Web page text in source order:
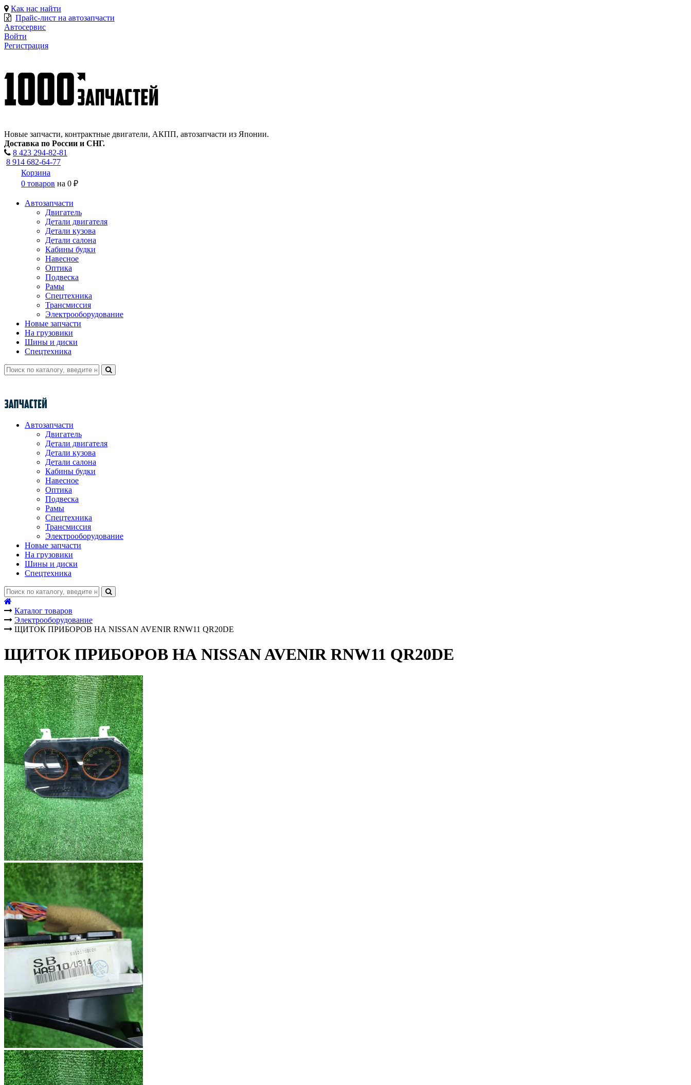
Как нас найти
Прайс-лист на автозапчасти
Автосервис
Войти
Регистрация
Новые запчасти, контрактные двигатели, АКПП, автозапчасти из Японии.
Доставка по России и СНГ.
8 423 294-82-81
8 914 682-64-77
Корзина
0 товаров на 0 ₽
Автозапчасти
Двигатель
Детали двигателя
Детали кузова
Детали салона
Кабины будки
Навесное
Оптика
Подвеска
Рамы
Спецтехника
Трансмиссия
Электрооборудование
Новые запчасти
На грузовики
Шины и диски
Спецтехника
Автозапчасти
Двигатель
Детали двигателя
Детали кузова
Детали салона
Кабины будки
Навесное
Оптика
Подвеска
Рамы
Спецтехника
Трансмиссия
Электрооборудование
Новые запчасти
На грузовики
Шины и диски
Спецтехника
Каталог товаров
Электрооборудование
ЩИТОК ПРИБОРОВ НА NISSAN AVENIR RNW11 QR20DE
ЩИТОК ПРИБОРОВ НА NISSAN AVENIR RNW11 QR20DE